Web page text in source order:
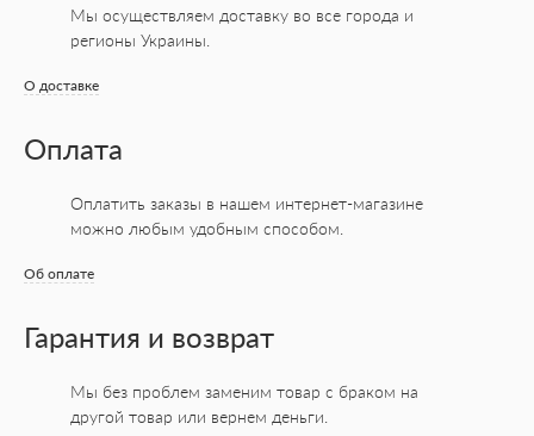
Мы осуществляем доставку во все города и
регионы Украины.
О доставке
Оплата
Оплатить заказы в нашем интернет-магазине
можно любым удобным способом.
Об оплате
Гарантия и возврат
Мы без проблем заменим товар с браком на
другой товар или вернем деньги.